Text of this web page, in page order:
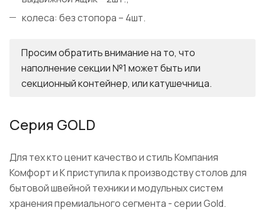
колеса: без стопора – 4шт.
Просим обратить внимание на то, что
наполнение секции №1 может быть или
секционный контейнер, или катушечница.
Серия GOLD
Для тех кто ценит качество и стиль Компания
Комфорт и К приступила к производству столов для
бытовой швейной техники и модульных систем
хранения премиального сегмента - серии Gold.